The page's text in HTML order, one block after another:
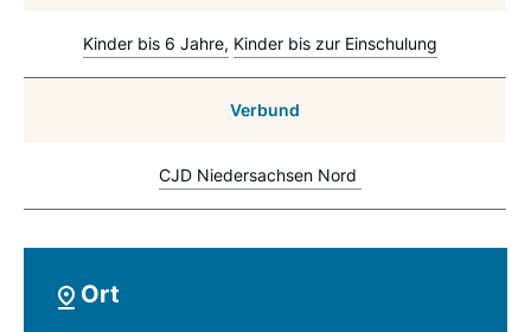
Kinder bis 6 Jahre Kinder bis zur Einschulung
Verbund
CJD Niedersachsen Nord
Ort